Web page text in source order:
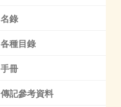
名錄
各種目錄
手冊
傳記參考資料